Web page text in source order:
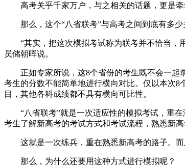
高考关乎千家万户，与之相关的话题，更是牵
那么，这个“八省联考”与高考之间到底有多少
“其实，把这次模拟考试称为联考并不恰当，用
员储朝晖说。
正如专家所说，这8个省份的考生既不会一起录
考生的分数不能简单地进行横向对比。仅以本次
目，其他各科成绩都不具有横向可比性。
“八省联考”就是一次适应性的模拟考试，重在
考生了解新高考的考试方式和考试流程，熟悉新
这就是一次练兵，重在熟悉新高考的路子。而
那么，为什么还要用这种方式进行模拟呢？